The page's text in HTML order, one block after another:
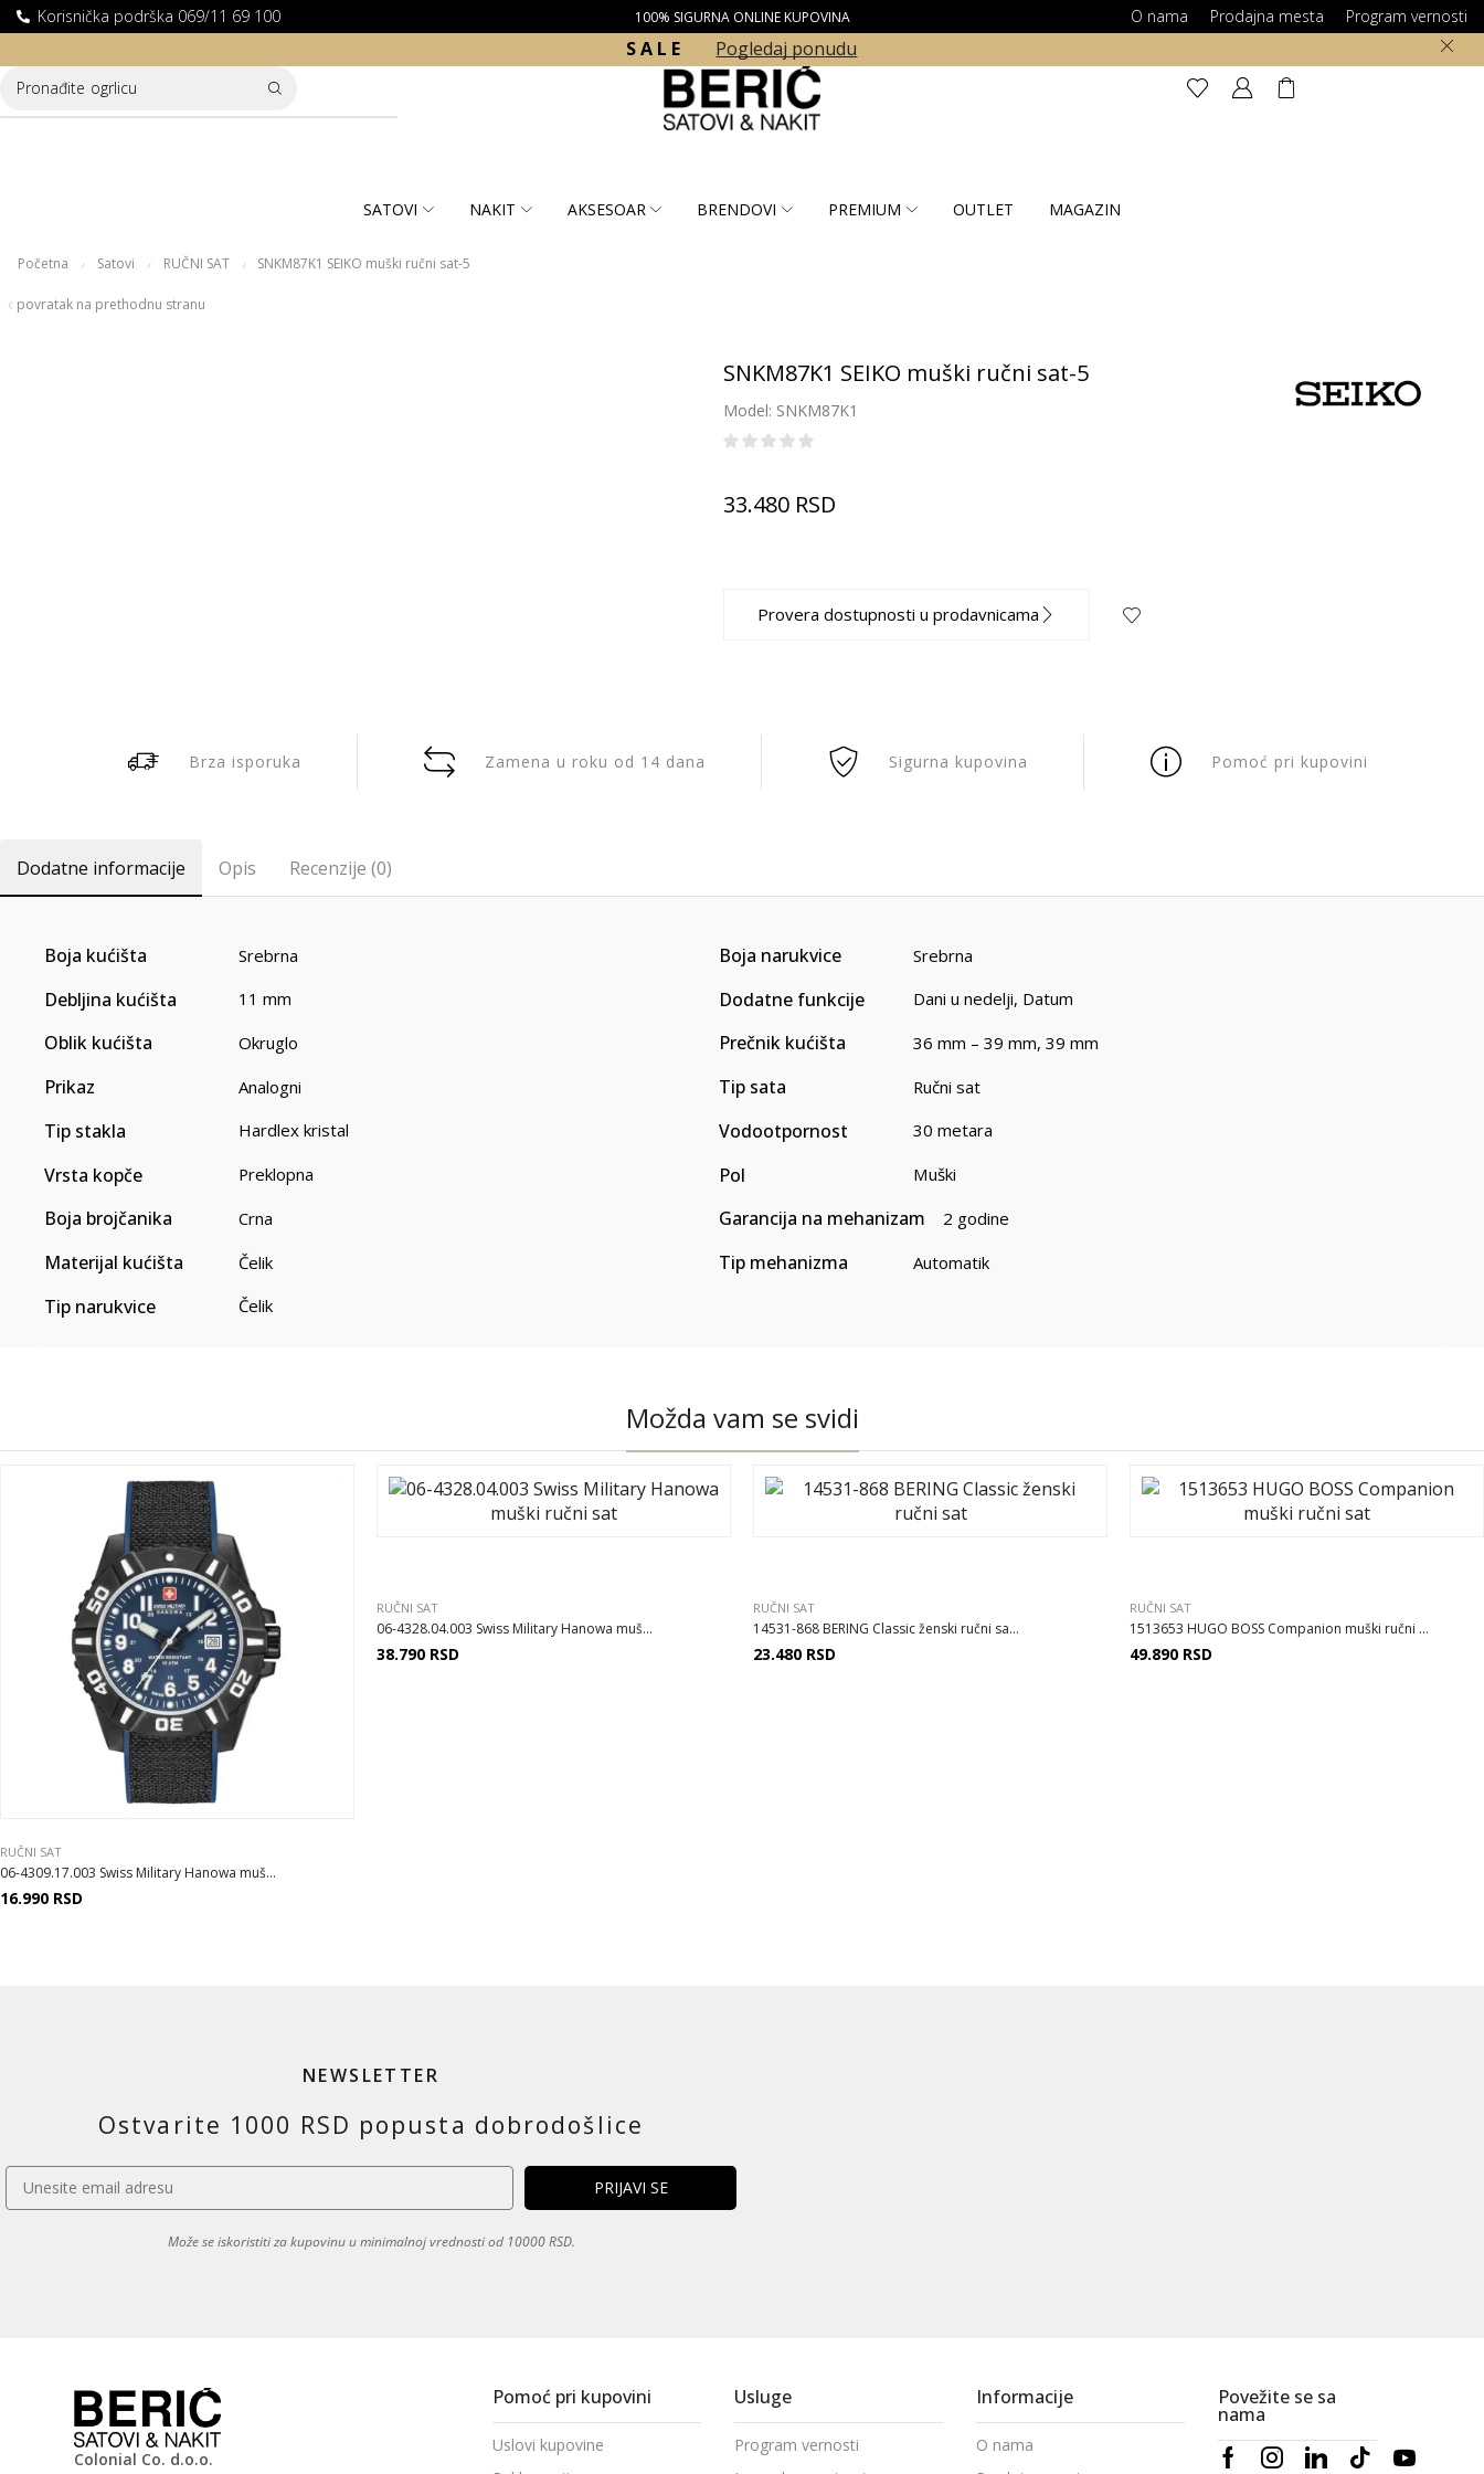
Korisnička podrška 069/11 69 100
DOSTAVA ZA KUPOVINE PREKO 10.000 RSD 100% SIGURNA ONLINE KUPOVINA O nama Prodajna mesta Program vernosti
S A L E Pogledaj ponudu
Pronađite ogrlicu
SATOVI NAKIT AKSESOAR BRENDOVI PREMIUM OUTLET MAGAZIN
Početna / Satovi / RUČNI SAT / SNKM87K1 SEIKO muški ručni sat-5
povratak na prethodnu stranu
SNKM87K1 SEIKO muški ručni sat-5
Model: SNKM87K1
33.480 RSD
Provera dostupnosti u prodavnicama
Brza isporuka Zamena u roku od 14 dana Sigurna kupovina Pomoć pri kupovini
Dodatne informacije Opis Recenzije (0)
Boja kućišta Srebrna Boja narukvice Srebrna
Debljina kućišta 11 mm Dodatne funkcije Dani u nedelji, Datum
Oblik kućišta Okruglo Prečnik kućišta 36 mm – 39 mm, 39 mm
Prikaz Analogni Tip sata Ručni sat
Tip stakla Hardlex kristal Vodootpornost 30 metara
Vrsta kopče Preklopna Pol Muški
Boja brojčanika Crna Garancija na mehanizam 2 godine
Materijal kućišta Čelik Tip mehanizma Automatik
Tip narukvice Čelik
Možda vam se svidi
RUČNI SAT
06-4309.17.003 Swiss Military Hanowa muš...
16.990 RSD
RUČNI SAT
06-4328.04.003 Swiss Military Hanowa muš...
38.790 RSD
RUČNI SAT
14531-868 BERING Classic ženski ručni sa...
23.480 RSD
RUČNI SAT
1513653 HUGO BOSS Companion muški ručni ...
49.890 RSD
NEWSLETTER
Ostvarite 1000 RSD popusta dobrodošlice
Može se iskoristiti za kupovinu u minimalnoj vrednosti od 10000 RSD.
Colonial Co. d.o.o.
Pomoć pri kupovini
Uslovi kupovine
Usluge
Program vernosti
Informacije
O nama
Povežite se sa
nama